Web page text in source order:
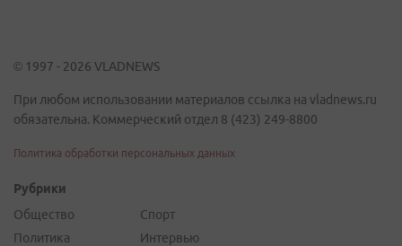
© 1997 - 2026 VLADNEWS
При любом использовании материалов ссылка на vladnews.ru
обязательна. Коммерческий отдел 8 (423) 249-8800
Политика обработки персональных данных
Рубрики
Общество
Политика
Спорт
Интервью